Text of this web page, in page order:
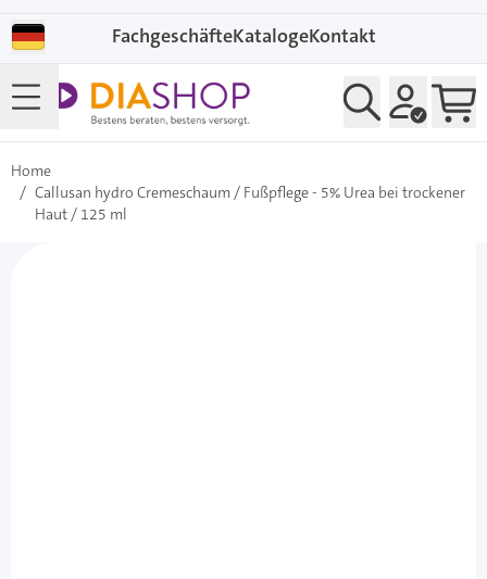
FachgeschäfteKatalogeKontakt
Home
/ Callusan hydro Cremeschaum / Fußpflege - 5% Urea bei trockener
Haut / 125 ml